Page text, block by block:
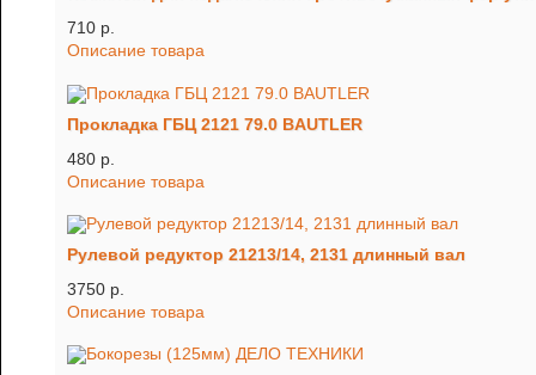
710 p.
Описание товара
Прокладка ГБЦ 2121 79.0 BAUTLER
480 p.
Описание товара
Рулевой редуктор 21213/14, 2131 длинный вал
3750 p.
Описание товара